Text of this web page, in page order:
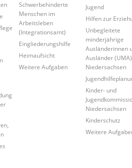
zur Verfügung.
Schwerbehinderte
Menschen im
Arbeitsleben
(Integrationsamt)
Eingliederungshilfe
Heimaufsicht
Weitere Aufgaben
Jugend
Hilfen zur
Unbegleitete
minderjährige
Ausländerinnen
Ausländer
Niedersachsen
Kinder- und
Niedersachsen
Kinderschutz
Weitere